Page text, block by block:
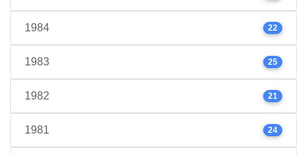
1984 22
1983 25
1982 21
1981 24